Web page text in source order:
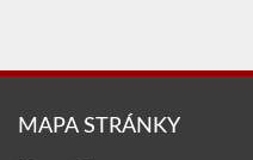
MAPA STRÁNKY